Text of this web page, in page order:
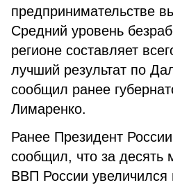
предпринимательстве
Средний уровень
регионе составляет
лучший результат по
сообщил ранее
Лимаренко.
Ранее Президент
сообщил, что за десять
ВВП России увеличился